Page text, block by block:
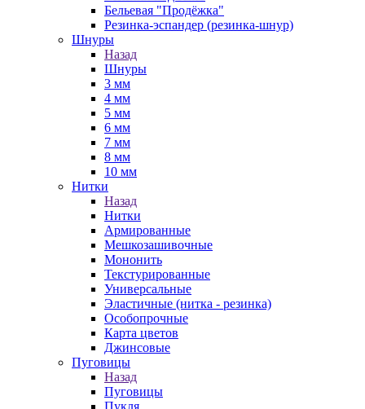
Бельевая "Продёжка"
Резинка-эспандер (резинка-шнур)
Шнуры
Назад
Шнуры
3 мм
4 мм
5 мм
6 мм
7 мм
8 мм
10 мм
Нитки
Назад
Нитки
Армированные
Мешкозашивочные
Мононить
Текстурированные
Универсальные
Эластичные (нитка - резинка)
Особопрочные
Карта цветов
Джинсовые
Пуговицы
Назад
Пуговицы
Пукля